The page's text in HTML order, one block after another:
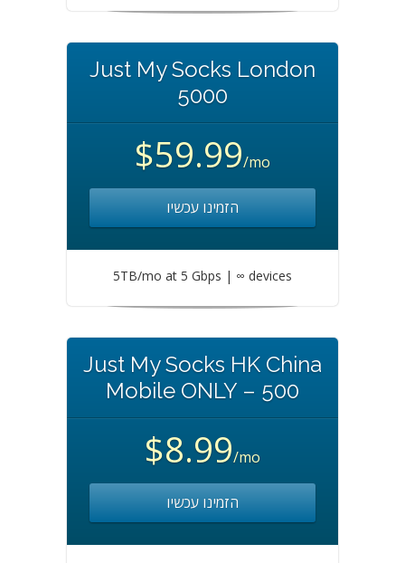
Just My Socks London
5000
$59.99/mo
הזמינו עכשיו
5TB/mo at 5 Gbps | ∞ devices
Just My Socks HK China
Mobile ONLY – 500
$8.99/mo
הזמינו עכשיו